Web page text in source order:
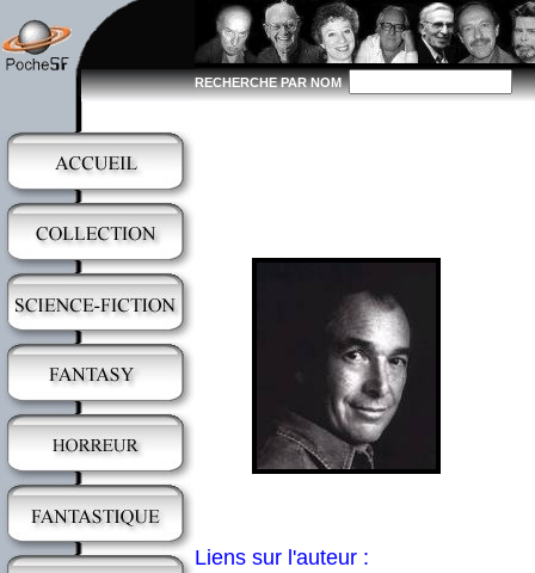
RECHERCHE PAR NOM
Liens sur l'auteur :